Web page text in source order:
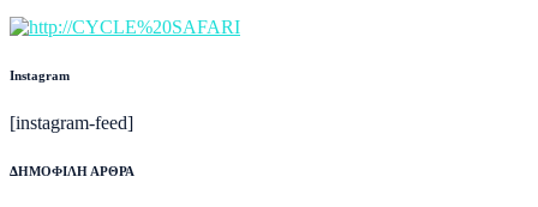
Instagram
[instagram-feed]
ΔΗΜΟΦΙΛΗ ΑΡΘΡΑ